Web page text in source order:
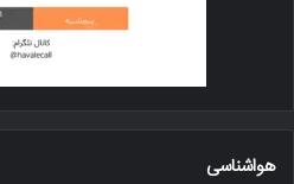
هواشناسی